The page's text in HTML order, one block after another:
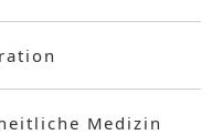
Medizin